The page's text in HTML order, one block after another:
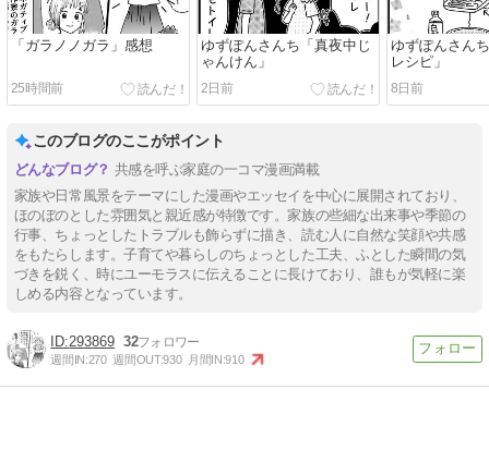
「ガラノノガラ」感想
25時間前
ゆずぽんさんち「真夜中じ
ゃんけん」
2日前
ゆずぽんさん
レシピ」
8日前
このブログのここがポイント
共感を呼ぶ家庭の一コマ漫画満載
家族や日常風景をテーマにした漫画やエッセイを中心に展開されており、
ほのぼのとした雰囲気と親近感が特徴です。家族の些細な出来事や季節の
行事、ちょっとしたトラブルも飾らずに描き、読む人に自然な笑顔や共感
をもたらします。子育てや暮らしのちょっとした工夫、ふとした瞬間の気
づきを鋭く、時にユーモラスに伝えることに長けており、誰もが気軽に楽
しめる内容となっています。
293869 32
週間IN:270 週間OUT:930 月間IN:910